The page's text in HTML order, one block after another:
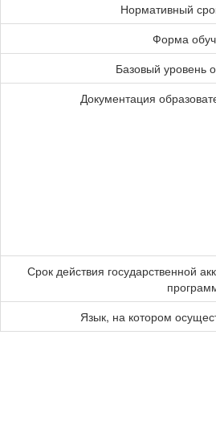
Нормативный
Форма
Базовый уровень
Документация
Срок действия государственной
Язык, на котором